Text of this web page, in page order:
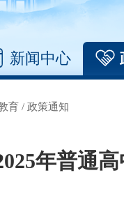
新闻中心
育 / 政策通知
年普通